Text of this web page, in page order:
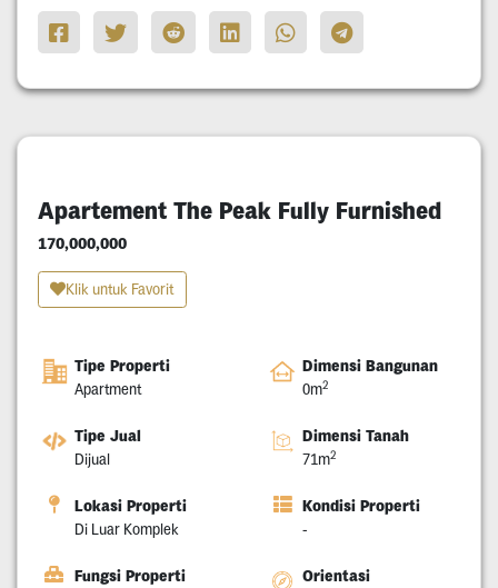
Apartement The Peak Fully Furnished
170,000,000
Klik untuk Favorit
Tipe Properti
Apartment
Dimensi Bangunan
0m2
Tipe Jual
Dijual
Dimensi Tanah
71m2
Lokasi Properti
Di Luar Komplek
Kondisi Properti
-
Fungsi Properti Orientasi